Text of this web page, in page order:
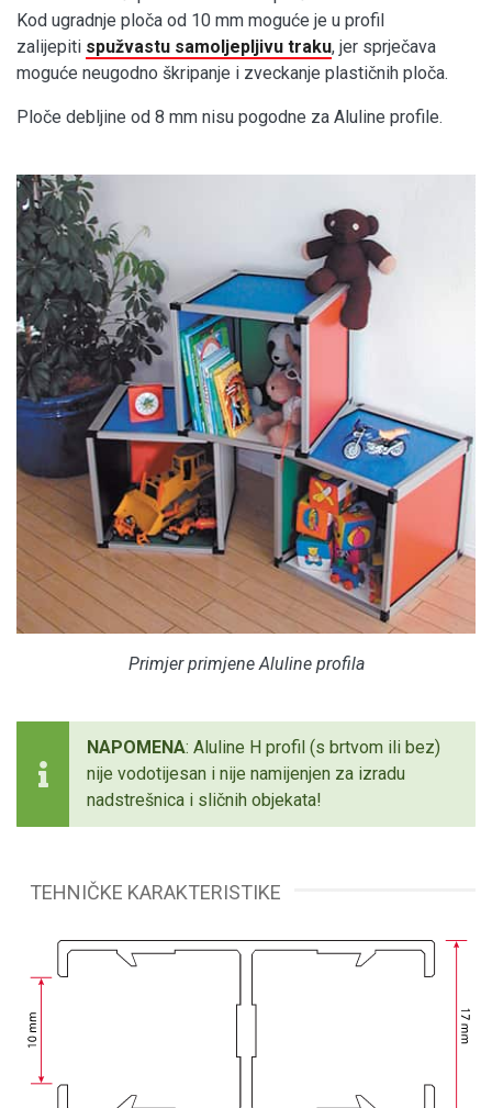
Kod ugradnje ploča od 10 mm moguće je u profil
zalijepiti spužvastu samoljepljivu traku, jer sprječava
moguće neugodno škripanje i zveckanje plastičnih ploča.
Ploče debljine od 8 mm nisu pogodne za Aluline profile.
Primjer primjene Aluline profila
NAPOMENA: Aluline H profil (s brtvom ili bez)
nije vodotijesan i nije namijenjen za izradu
nadstrešnica i sličnih objekata!
TEHNIČKE KARAKTERISTIKE